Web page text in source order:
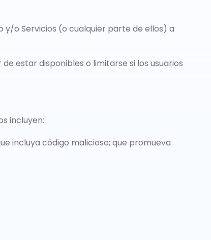
y/o Servicios (o cualquier parte de ellos) a
estar disponibles o limitarse si los usuarios
incluyen:
incluya código malicioso; que promueva